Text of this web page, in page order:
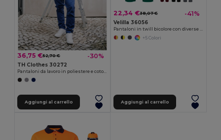
36,75 €52,70 € -30%
TH Clothes 30272
Pantaloni da lavoro in poliestere e cotone
Aggiungi al carrello
22,34 €38,07 € -41%
Velilla 36056
Pantaloni in twill bicolore con diverse tasche (210g/m²), in cotone (20%) e poliestere (80%)
+5 Colori
Aggiungi al carrello